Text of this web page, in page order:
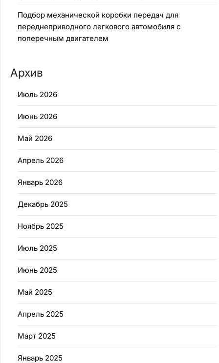
Подбор механической коробки передач для
переднеприводного легкового автомобиля с
поперечным двигателем
Архив
Июль 2026
Июнь 2026
Май 2026
Апрель 2026
Январь 2026
Декабрь 2025
Ноябрь 2025
Июль 2025
Июнь 2025
Май 2025
Апрель 2025
Март 2025
Январь 2025